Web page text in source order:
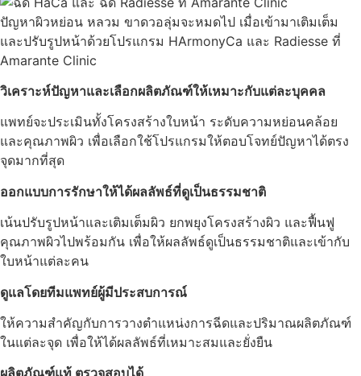
ปัญหาผิวหย่อน หลวม ขาดวอลุ่มจะหมดไป เมื่อเข้ามาเติมเต็ม
และปรับรูปหน้าด้วยโปรแกรม HArmonyCa และ Radiesse ที่
Amarante Clinic
วิเคราะห์ปัญหาและเลือกผลิตภัณฑ์ให้เหมาะกับแต่ละบุคคล
แพทย์จะประเมินทั้งโครงสร้างใบหน้า ระดับความหย่อนคล้อย
และคุณภาพผิว เพื่อเลือกใช้โปรแกรมให้ตอบโจทย์ปัญหาได้ตรง
จุดมากที่สุด
ออกแบบการรักษาให้ได้ผลลัพธ์ที่ดูเป็นธรรมชาติ
เน้นปรับรูปหน้าและเติมเต็มผิว ยกพยุงโครงสร้างผิว และฟื้นฟู
คุณภาพผิวไปพร้อมกัน เพื่อให้ผลลัพธ์ดูเป็นธรรมชาติและเข้ากับ
ใบหน้าแต่ละคน
ดูแลโดยทีมแพทย์ผู้มีประสบการณ์
ให้ความสำคัญกับการวางตำแหน่งการฉีดและปริมาณผลิตภัณฑ์
ในแต่ละจุด เพื่อให้ได้ผลลัพธ์ที่เหมาะสมและยั่งยืน